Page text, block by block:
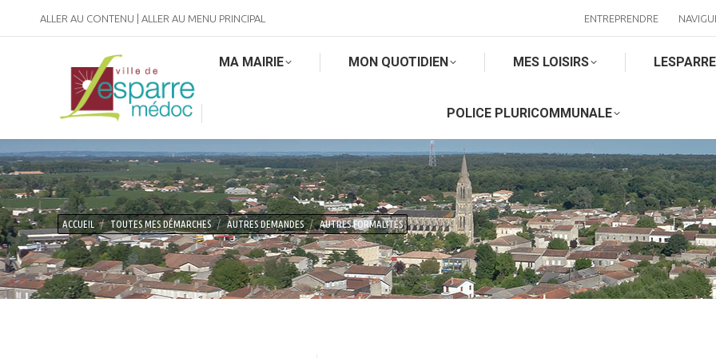
ALLER AU CONTENU ALLER AU MENU PRINCIPAL ENTREPRENDRE
MA MAIRIE MON QUOTIDIEN MES LOISIRS
POLICE PLURICOMMUNALE
Vous êtes ici :
ACCUEIL TOUTES MES DÉMARCHES AUTRES DEMANDES AUTRES FORMALITÉS